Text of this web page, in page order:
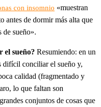
con insomnio «muestran
antes de dormir más alta que
de sueño».
el sueño? Resumiendo: en un
difícil conciliar el sueño y,
calidad (fragmentado y
lo que faltan son
conjuntos de cosas que